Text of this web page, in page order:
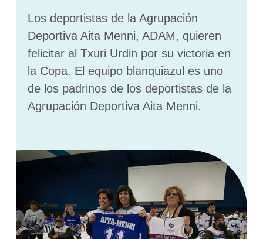
Los deportistas de la Agrupación
Deportiva Aita Menni, ADAM, quieren
felicitar al Txuri Urdin por su victoria en
la Copa. El equipo blanquiazul es uno
de los padrinos de los deportistas de la
Agrupación Deportiva Aita Menni.